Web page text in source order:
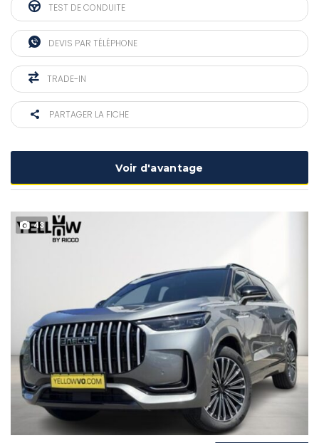
TEST DE CONDUITE
DEVIS PAR TÉLÉPHONE
TRADE-IN
PARTAGER LA FICHE
Voir d'avantage
43